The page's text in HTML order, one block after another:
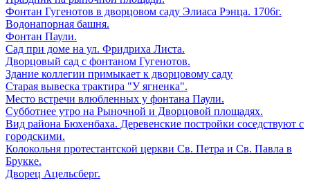
Фонтан Гугенотов в дворцовом саду Элиаса Рэнца. 1706г.
Водонапорная башня.
Фонтан Паули.
Сад при доме на ул. Фридриха Листа.
Дворцовый сад с фонтаном Гугенотов.
Здание коллегии примыкает к дворцовому саду
Старая вывеска трактира "У ягненка".
Место встречи влюбленных у фонтана Паули.
Субботнее утро на Рыночной и Дворцовой площадях.
Вид района Бюхенбаха. Деревенские постройки соседствуют с
городскими.
Колокольня протестантской церкви Св. Петра и Св. Павла в
Брукке.
Дворец Ацельсберг.